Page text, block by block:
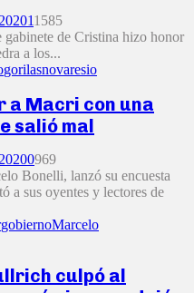
11585
de Cristina hizo honor
a los...
gorilasnovaresio
a Macri con una
salió mal
0969
Bonelli, lanzó su encuesta
a sus oyentes y lectores de
gobiernoMarcelo
culpó al